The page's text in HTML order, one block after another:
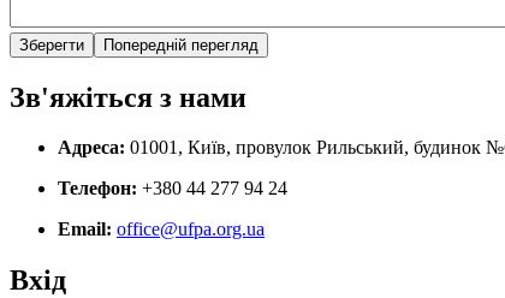
Зв'яжіться з нами
Адреса: 01001, Київ, провулок Рильський, будинок
Телефон: +380 44 277 94 24
Email: office@ufpa.org.ua
Вхід